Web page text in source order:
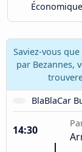
Économique
Saviez-vous
par Bezannes,
BlaBlaCar
14:30